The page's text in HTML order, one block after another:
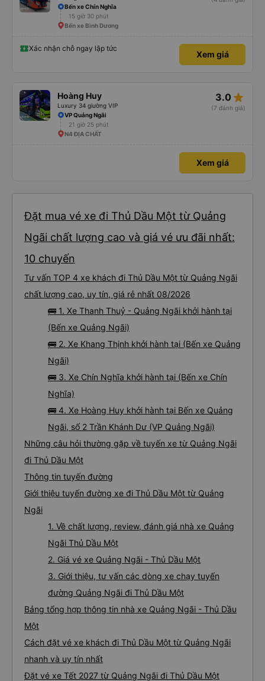
Bến xe Chín Nghĩa
15 giờ 30 phút
Bến xe Bình Dương
Xác nhận chỗ ngay lập tức
Xem giá
Hoàng Huy
Luxury 34 giường VIP
3.0 star_rate
(7 đánh giá)
VP Quảng Ngãi
21 giờ 25 phút
N4 ĐỊA CHẤT
Xem giá
Đặt mua vé xe đi Thủ Dầu Một từ Quảng
Ngãi chất lượng cao và giá vé ưu đãi nhất:
10 chuyến
Tư vấn TOP 4 xe khách đi Thủ Dầu Một từ Quảng Ngãi
chất lượng cao, uy tín, giá rẻ nhất 08/2026
🚌 1. Xe Thanh Thuỷ - Quảng Ngãi khởi hành tại
(Bến xe Quảng Ngãi)
🚌 2. Xe Khang Thịnh khởi hành tại (Bến xe Quảng
Ngãi)
🚌 3. Xe Chín Nghĩa khởi hành tại (Bến xe Chín
Nghĩa)
🚌 4. Xe Hoàng Huy khởi hành tại Bến xe Quảng
Ngãi, số 2 Trần Khánh Dư (VP Quảng Ngãi)
Những câu hỏi thường gặp về tuyến xe từ Quảng Ngãi
đi Thủ Dầu Một
Thông tin tuyến đường
Giới thiệu tuyến đường xe đi Thủ Dầu Một từ Quảng
Ngãi
1. Về chất lượng, review, đánh giá nhà xe Quảng
Ngãi Thủ Dầu Một
2. Giá vé xe Quảng Ngãi - Thủ Dầu Một
3. Giới thiệu, tư vấn các dòng xe chạy tuyến
đường Quảng Ngãi đi Thủ Dầu Một
Bảng tổng hợp thông tin nhà xe Quảng Ngãi - Thủ Dầu
Một
Cách đặt vé xe khách đi Thủ Dầu Một từ Quảng Ngãi
nhanh và uy tín nhất
Đặt vé xe Tết 2027 từ Quảng Ngãi đi Thủ Dầu Một